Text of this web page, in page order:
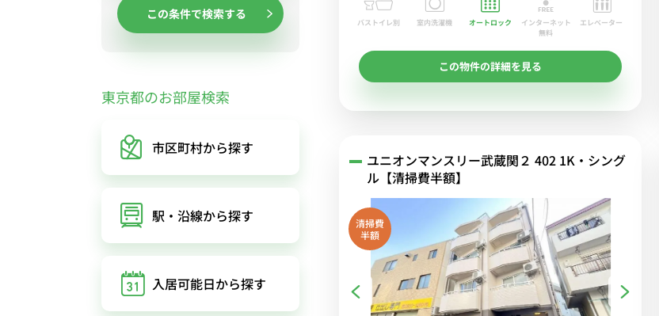
バストイレ別 室内洗濯機 オートロック
インターネット
無料
エレベーター
この物件の詳細を見る
ユニオンマンスリー武蔵関２ 402 1K・シング
ル【清掃費半額】
清掃費
半額
この条件で検索する
東京都のお部屋検索
市区町村から探す
駅・沿線から探す
入居可能日から探す